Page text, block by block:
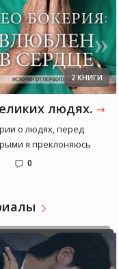
при жизни.
2 КНИГИ
людях.
о людях, перед
я преклоняюсь
0